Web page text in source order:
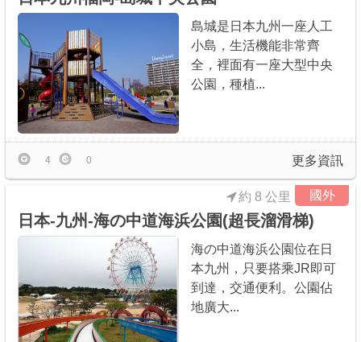
島城是日本九州一座人工
小島，生活機能非常齊
全，裡面有一座大型中央
公園，種植...
更多資訊
4 0
國外
約 8 公里
日本-九州-海の中道海浜公園(超長溜滑梯)
海の中道海浜公園位在日
本九州，只要搭乘JR即可
到達，交通便利。公園佔
地廣大...